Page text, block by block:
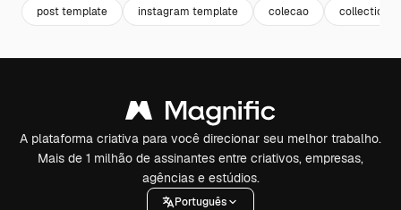
post template instagram template colecao collection
A plataforma criativa para você direcionar seu melhor trabalho.
Mais de 1 milhão de assinantes entre criativos, empresas,
agências e estúdios.
Português